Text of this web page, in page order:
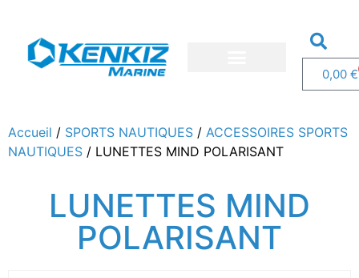
0,00 €
Accueil / SPORTS NAUTIQUES / ACCESSOIRES SPORTS
NAUTIQUES / LUNETTES MIND POLARISANT
LUNETTES MIND
POLARISANT